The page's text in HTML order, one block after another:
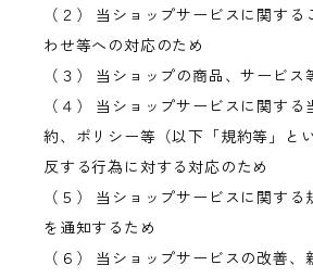
（２） 当ショップサービスに関す
わせ等への対応のため
（３） 当ショップの商品、サービス
（４） 当ショップサービスに関す
約、ポリシー等（以下「規約等」と
反する行為に対する対応のため
（５） 当ショップサービスに関する
を通知するため
（６） 当ショップサービスの改善、